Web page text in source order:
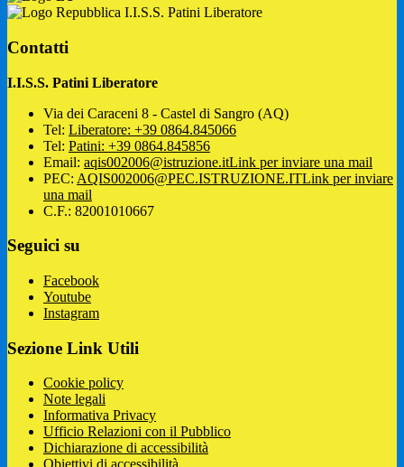
I.I.S.S. Patini Liberatore
Contatti
I.I.S.S. Patini Liberatore
Via dei Caraceni 8 - Castel di Sangro (AQ)
Tel: Liberatore: +39 0864.845066
Tel: Patini: +39 0864.845856
Email: aqis002006@istruzione.itLink per inviare una mail
PEC: AQIS002006@PEC.ISTRUZIONE.ITLink per inviare
una mail
C.F.: 82001010667
Seguici su
Facebook
Youtube
Instagram
Sezione Link Utili
Cookie policy
Note legali
Informativa Privacy
Ufficio Relazioni con il Pubblico
Dichiarazione di accessibilità